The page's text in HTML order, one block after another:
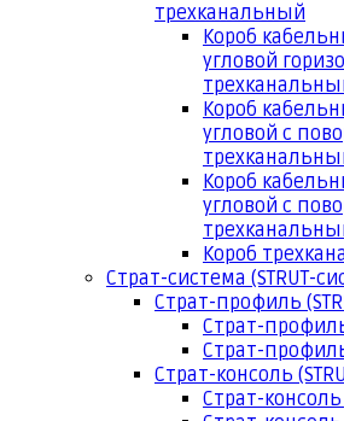
трехканальный
Короб
угловой
Короб
угловой с
Короб
угловой с
Короб
Страт-система (STRUT-
Страт-профиль
Страт-
Страт-
Страт-консоль
Страт-